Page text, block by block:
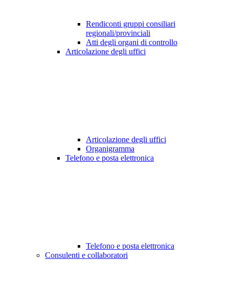
Rendiconti gruppi consiliari
regionali/provinciali
Atti degli organi di controllo
Articolazione degli uffici
Articolazione degli uffici
Organigramma
Telefono e posta elettronica
Telefono e posta elettronica
Consulenti e collaboratori